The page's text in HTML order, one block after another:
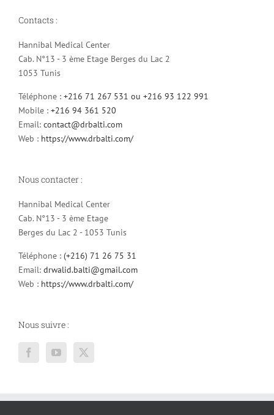
Contacts :
Hannibal Medical Center
Cab. N°13 - 3 ème Etage Berges du Lac 2
1053 Tunis
Téléphone : +216 71 267 531 ou +216 93 122 991
Mobile : +216 94 361 520
Email: contact@drbalti.com
Web : https://www.drbalti.com/
Nous contacter :
Hannibal Medical Center
Cab. N°13 - 3 ème Etage
Berges du Lac 2 - 1053 Tunis
Téléphone : (+216) 71 26 75 31
Email: drwalid.balti@gmail.com
Web : https://www.drbalti.com/
Nous suivre :